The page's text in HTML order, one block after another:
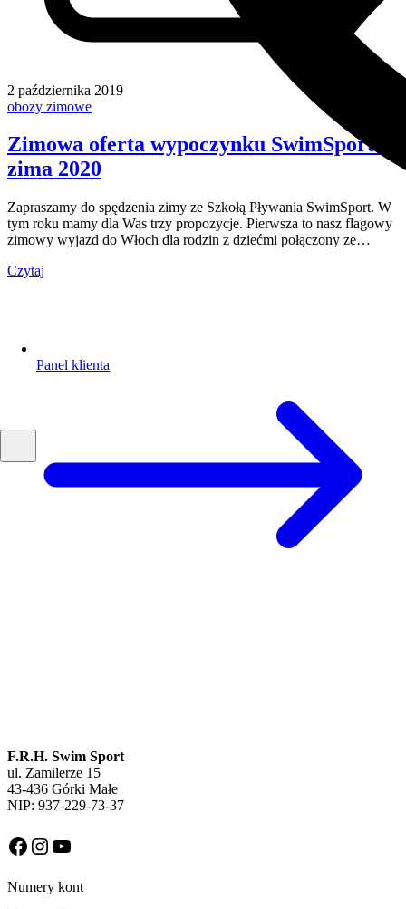
Panel klienta
2 października 2019
obozy zimowe
Zimowa oferta wypoczynku SwimSport -
zima 2020
Zapraszamy do spędzenia zimy ze Szkołą Pływania SwimSport. W
tym roku mamy dla Was trzy propozycje. Pierwsza to nasz flagowy
zimowy wyjazd do Włoch dla rodzin z dziećmi połączony ze…
Czytaj
F.R.H. Swim Sport
ul. Zamilerze 15
43-436 Górki Małe
NIP: 937-229-73-37
Facebook
Instagram
YouTube
Numery kont